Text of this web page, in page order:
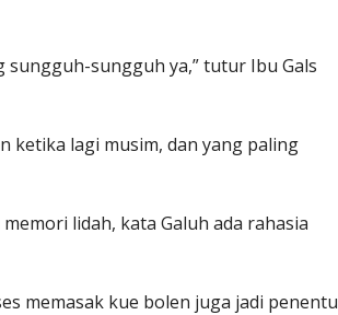
sungguh ya,” tutur Ibu Gals
ketika lagi musim, dan yang paling
lidah, kata Galuh ada rahasia
memasak kue bolen juga jadi penentu